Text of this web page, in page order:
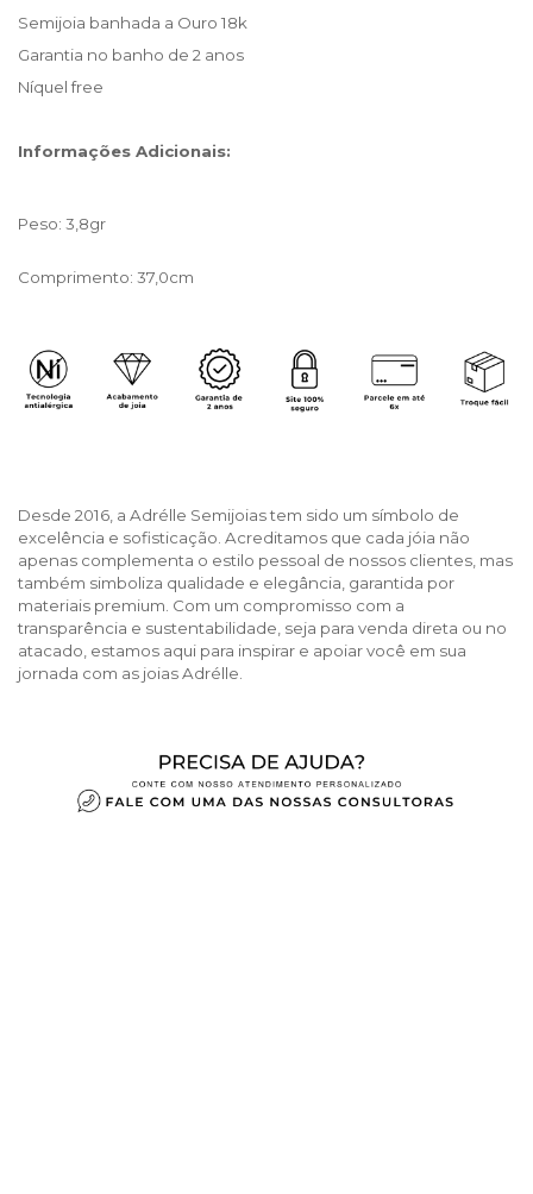
Semijoia banhada a Ouro 18k
Garantia no banho de 2 anos
Níquel free
Informações Adicionais:
Peso: 3,8gr
Comprimento: 37,0cm
Desde 2016, a Adrélle Semijoias tem sido um símbolo de
excelência e sofisticação. Acreditamos que cada jóia não
apenas complementa o estilo pessoal de nossos clientes, mas
também simboliza qualidade e elegância, garantida por
materiais premium. Com um compromisso com a
transparência e sustentabilidade, seja para venda direta ou no
atacado, estamos aqui para inspirar e apoiar você em sua
jornada com as joias Adrélle.